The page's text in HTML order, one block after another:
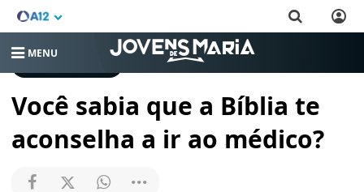
MENU
Você sabia que a Bíblia te
aconselha a ir ao médico?